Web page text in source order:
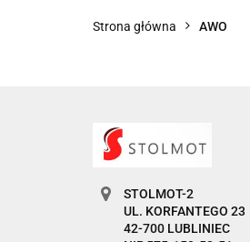
Strona główna AWO
STOLMOT-2
UL. KORFANTEGO 23
42-700 LUBLINIEC